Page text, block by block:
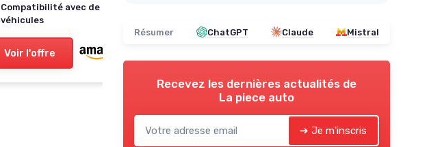
Compatibilité avec de nombreux
véhicules
Voir l'offre
Voir l'offre
Résumer ChatGPT Claude Mistral
Recevez les dernières actualités de
La piece auto
➔ Je m'inscris